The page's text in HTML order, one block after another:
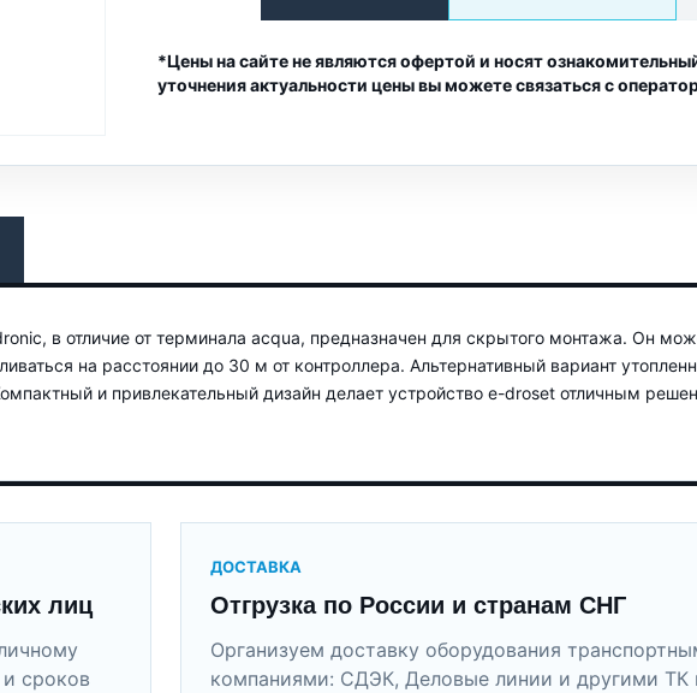
*Цены на сайте не являются офертой и носят
уточнения актуальности цены вы можете связаться с
в отличие от терминала аcqua, предназначен для скрытого монтажа. Он
на расстоянии до 30 м от контроллера. Альтернативный вариант
и привлекательный дизайн делает устройство e-droset отличным
лиц
сроков
ДОСТАВКА
Отгрузка по России и странам СНГ
Организуем доставку оборудования
компаниями: СДЭК, Деловые линии и другими ТК